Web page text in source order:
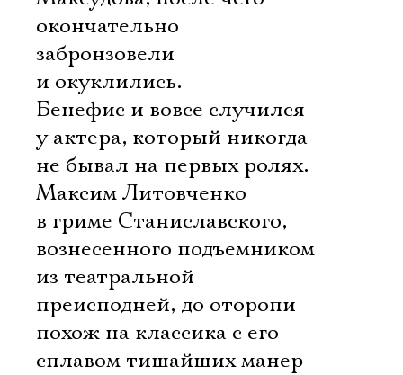
окончательно
забронзовели
и окуклились.
Бенефис и вовсе случился
у актера, который никогда
не бывал на первых ролях.
Максим Литовченко
в гриме Станиславского,
вознесенного подъемником
из театральной
преисподней, до оторопи
похож на классика с его
сплавом тишайших манер